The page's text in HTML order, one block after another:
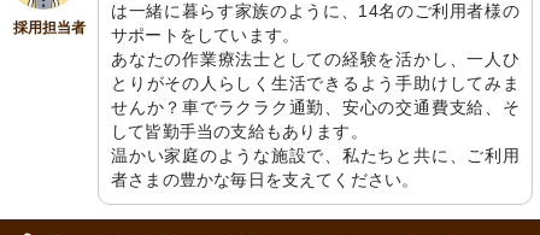
リビングダイニング
木の温もりあふれるダイニングでは、
利用者が穏やかなひと時を過ごしてい
リビングダイニング
様々な壁画が飾られた明るい空間で、
心地よい食事のひと時を。
採用担当者
は一緒に暮らす家族のように、14名のご利用者様の
サポートをしています。
あなたの作業療法士としての経験を活かし、一人ひ
とりがその人らしく生活できるよう手助けしてみま
せんか？車でラクラク通勤、安心の交通費支給、そ
して皆勤手当の支給もあります。
温かい家庭のような施設で、私たちと共に、ご利用
者さまの豊かな毎日を支えてください。